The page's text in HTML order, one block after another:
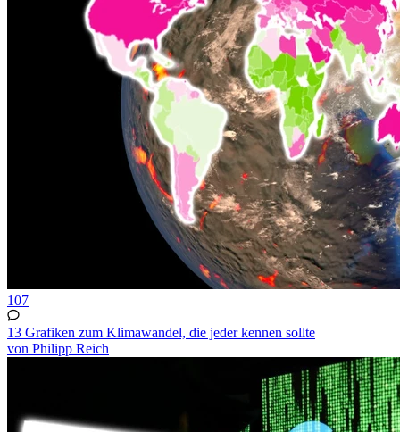
107
13 Grafiken zum Klimawandel, die jeder kennen sollte
von Philipp Reich